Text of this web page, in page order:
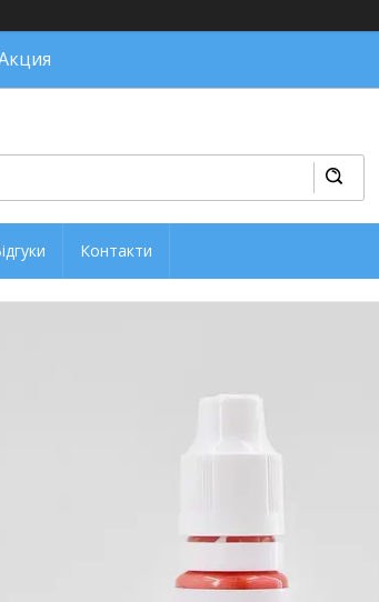
Контакти